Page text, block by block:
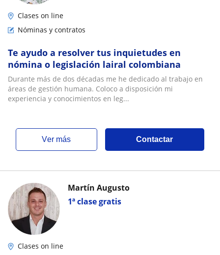
Clases on line
Nóminas y contratos
Te ayudo a resolver tus inquietudes en
nómina o legislación lairal colombiana
Durante más de dos décadas me he dedicado al trabajo en
áreas de gestión humana. Coloco a disposición mi
experiencia y conocimientos en leg...
ver más Contactar
1ª clase gratis
Martín Augusto
Clases on line